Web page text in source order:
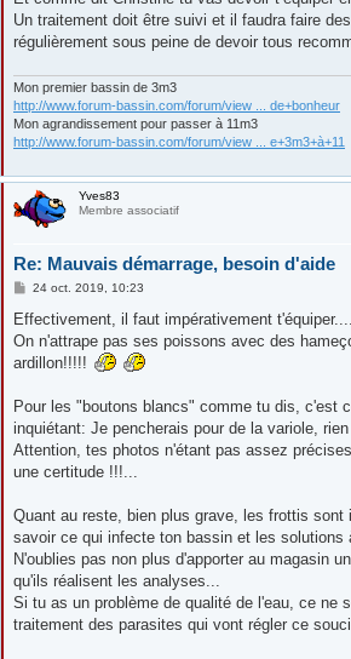
Un traitement doit être suivi et il faudra faire
régulièrement sous peine de devoir tous
Mon premier bassin de 3m3
http://www.forum-bassin.com/forum/view ... de+bonheur
Mon agrandissement pour passer à 11m3
http://www.forum-bassin.com/forum/view ... e+3m3+à+11
Yves83
Membre associatif
Re: Mauvais démarrage, besoin d'aide
M
s
a
g
24 oct. 2019, 10:23
Effectivement, il faut impérativement t'équiper.....
On n'attrape pas ses poissons avec des
ardillon!!!!!
Pour les "boutons blancs" comme tu dis, c'est
inquiétant: Je pencherais pour de la variole, rien
Attention, tes photos n'étant pas assez
une certitude !!!...
Quant au reste, bien plus grave, les frottis sont
savoir ce qui infecte ton bassin et les solutions
N'oublies pas non plus d'apporter au magasin
qu'ils réalisent les analyses...
Si tu as un problème de qualité de l'eau, ce ne
traitement des parasites qui vont régler ce